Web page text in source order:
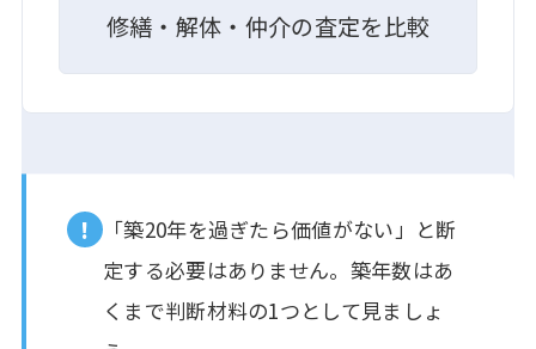
修繕・解体・仲介の査定を比較
! 「築20年を過ぎたら価値がない」と断
定する必要はありません。築年数はあ
くまで判断材料の1つとして見ましょ